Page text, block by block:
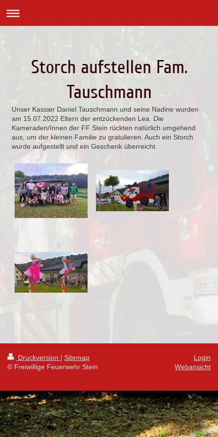
Storch aufstellen Fam.
Tauschmann
Unser Kassier Daniel Tauschmann und seine Nadine wurden
am 15.07.2022 Eltern der entzückenden Lea. Die
Kameraden/Innen der FF Stein rückten natürlich umgehend
aus, um der kleinen Familie zu gratulieren. Auch ein Storch
wurde aufgestellt und ein Geschenk überreicht.
Druckversion | Sitemap
© Freiwillige Feuerwehr Stein
Login
Webansicht